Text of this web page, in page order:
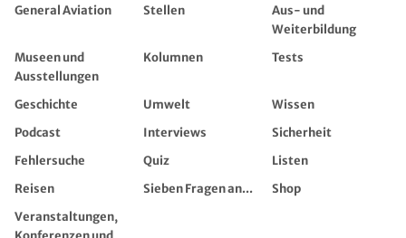
General Aviation
Stellen
Aus- und
Weiterbildung
Museen und
Ausstellungen
Kolumnen Tests
Geschichte Umwelt
Wissen
Podcast
Interviews
Sicherheit
Fehlersuche
Quiz
Listen
Reisen
Sieben Fragen an...
Shop
Veranstaltungen,